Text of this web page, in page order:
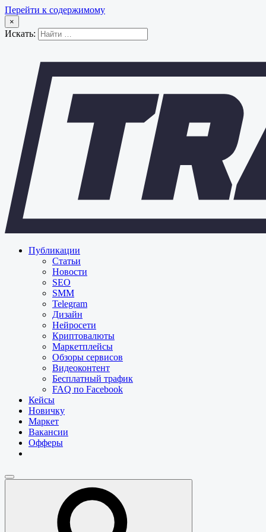
Перейти к содержимому
×
Искать:
Публикации
Статьи
Новости
SEO
SMM
Telegram
Дизайн
Нейросети
Криптовалюты
Маркетплейсы
Обзоры сервисов
Видеоконтент
Бесплатный трафик
FAQ по Facebook
Кейсы
Новичку
Маркет
Вакансии
Офферы